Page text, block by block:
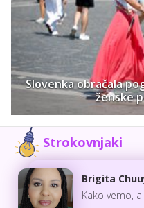
Slovenka obračala
ženske
Strokovnjaki
Brigita
Kako vemo,